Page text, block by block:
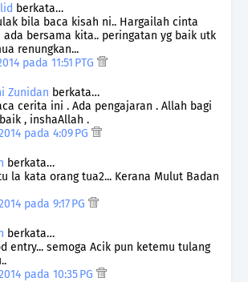
berkata…
bila baca kisah ni.. Hargailah cinta
ada bersama kita.. peringatan yg baik utk
renungkan...
pada 11:51 PTG
Zunidan berkata…
cerita ini . Ada pengajaran . Allah bagi
, inshaAllah .
pada 4:09 PG
berkata…
la kata orang tua2... Kerana Mulut Badan
pada 9:17 PG
berkata…
entry... semoga Acik pun ketemu tulang
pada 10:35 PG